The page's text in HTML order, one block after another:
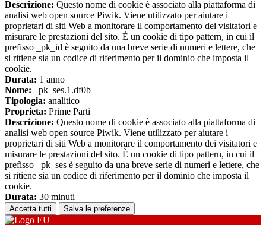
Descrizione: Questo nome di cookie è associato alla piattaforma di
analisi web open source Piwik. Viene utilizzato per aiutare i
proprietari di siti Web a monitorare il comportamento dei visitatori e
misurare le prestazioni del sito. È un cookie di tipo pattern, in cui il
prefisso _pk_id è seguito da una breve serie di numeri e lettere, che
si ritiene sia un codice di riferimento per il dominio che imposta il
cookie.
Durata: 1 anno
Nome: _pk_ses.1.df0b
Tipologia: analitico
Proprieta: Prime Parti
Descrizione: Questo nome di cookie è associato alla piattaforma di
analisi web open source Piwik. Viene utilizzato per aiutare i
proprietari di siti Web a monitorare il comportamento dei visitatori e
misurare le prestazioni del sito. È un cookie di tipo pattern, in cui il
prefisso _pk_ses è seguito da una breve serie di numeri e lettere, che
si ritiene sia un codice di riferimento per il dominio che imposta il
cookie.
Durata: 30 minuti
Accetta tutti Salva le preferenze